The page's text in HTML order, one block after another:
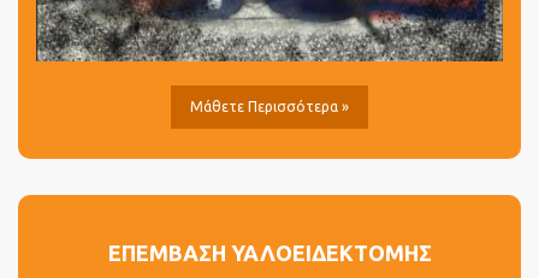
Μάθετε Περισσότερα »
ΕΠΕΜΒΑΣΗ ΥΑΛΟΕΙΔΕΚΤΟΜΗΣ